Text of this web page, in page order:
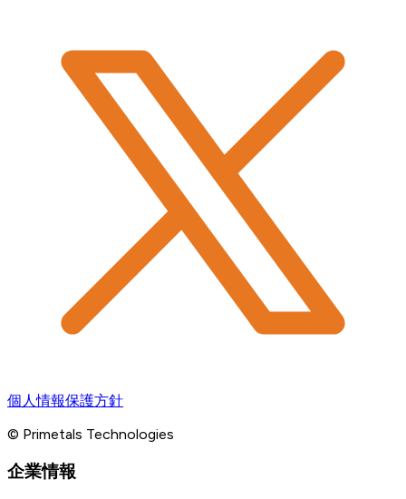
個人情報保護方針
© Primetals Technologies
企業情報